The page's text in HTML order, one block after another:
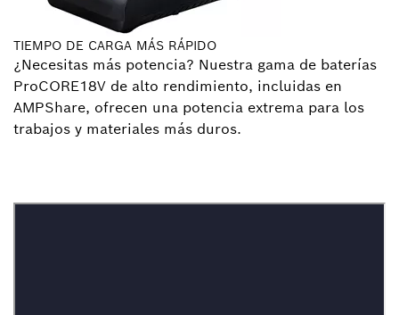
TIEMPO DE CARGA MÁS RÁPIDO
¿Necesitas más potencia? Nuestra gama de baterías
ProCORE18V de alto rendimiento, incluidas en
AMPShare, ofrecen una potencia extrema para los
trabajos y materiales más duros.